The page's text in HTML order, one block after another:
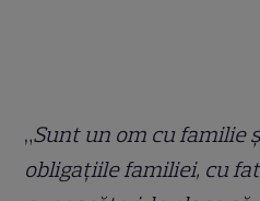
„Sunt un om cu familie
obligațiile familiei, cu